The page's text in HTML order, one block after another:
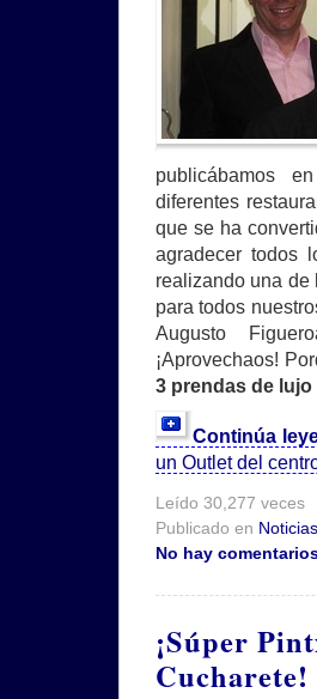
publicábamos
diferentes
que se ha
agradecer todos
realizando una de
para todos
Augusto
¡Aprovechaos!
3 prendas de
Continúa
un Outlet del
Leído 30,277 veces
Publicado en Noticias
No hay
¡Súper
Cucharete!